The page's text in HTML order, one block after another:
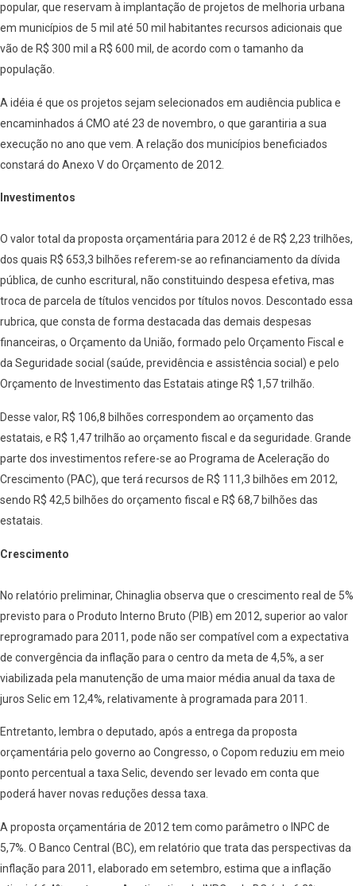
popular, que reservam à implantação de projetos de melhoria urbana
em municípios de 5 mil até 50 mil habitantes recursos adicionais que
vão de R$ 300 mil a R$ 600 mil, de acordo com o tamanho da
população.
A idéia é que os projetos sejam selecionados em audiência publica e
encaminhados á CMO até 23 de novembro, o que garantiria a sua
execução no ano que vem. A relação dos municípios beneficiados
constará do Anexo V do Orçamento de 2012.
Investimentos
O valor total da proposta orçamentária para 2012 é de R$ 2,23 trilhões,
dos quais R$ 653,3 bilhões referem-se ao refinanciamento da dívida
pública, de cunho escritural, não constituindo despesa efetiva, mas
troca de parcela de títulos vencidos por títulos novos. Descontado essa
rubrica, que consta de forma destacada das demais despesas
financeiras, o Orçamento da União, formado pelo Orçamento Fiscal e
da Seguridade social (saúde, previdência e assistência social) e pelo
Orçamento de Investimento das Estatais atinge R$ 1,57 trilhão.
Desse valor, R$ 106,8 bilhões correspondem ao orçamento das
estatais, e R$ 1,47 trilhão ao orçamento fiscal e da seguridade. Grande
parte dos investimentos refere-se ao Programa de Aceleração do
Crescimento (PAC), que terá recursos de R$ 111,3 bilhões em 2012,
sendo R$ 42,5 bilhões do orçamento fiscal e R$ 68,7 bilhões das
estatais.
Crescimento
No relatório preliminar, Chinaglia observa que o crescimento real de 5%
previsto para o Produto Interno Bruto (PIB) em 2012, superior ao valor
reprogramado para 2011, pode não ser compatível com a expectativa
de convergência da inflação para o centro da meta de 4,5%, a ser
viabilizada pela manutenção de uma maior média anual da taxa de
juros Selic em 12,4%, relativamente à programada para 2011.
Entretanto, lembra o deputado, após a entrega da proposta
orçamentária pelo governo ao Congresso, o Copom reduziu em meio
ponto percentual a taxa Selic, devendo ser levado em conta que
poderá haver novas reduções dessa taxa.
A proposta orçamentária de 2012 tem como parâmetro o INPC de
5,7%. O Banco Central (BC), em relatório que trata das perspectivas da
inflação para 2011, elaborado em setembro, estima que a inflação